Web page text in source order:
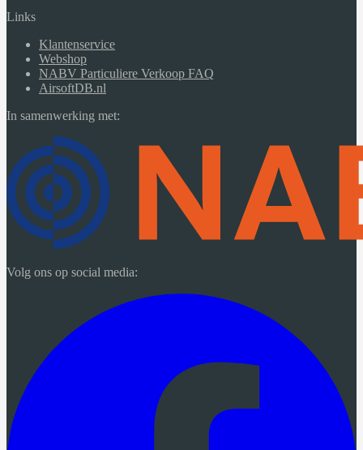
Links
Klantenservice
Webshop
NABV Particuliere Verkoop FAQ
AirsoftDB.nl
In samenwerking met:
Volg ons op social media: